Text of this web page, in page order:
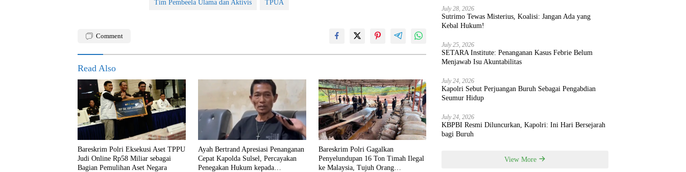
Tim Pembeela Ulama dan Aktivis TPUA
Comment
Read Also
Bareskrim Polri Eksekusi Aset TPPU
Judi Online Rp58 Miliar sebagai
Bagian Pemulihan Aset Negara
Ayah Bertrand Apresiasi Penanganan
Cepat Kapolda Sulsel, Percayakan
Penegakan Hukum kepada
Bareskrim Polri Gagalkan
Penyelundupan 16 Ton Timah Ilegal
ke Malaysia, Tujuh Orang
July 28, 2026
Sutrimo Tewas Misterius, Koalisi: Jangan Ada yang
Kebal Hukum!
July 25, 2026
SETARA Institute: Penanganan Kasus Febrie Belum
Menjawab Isu Akuntabilitas
July 24, 2026
Kapolri Sebut Perjuangan Buruh Sebagai Pengabdian
Seumur Hidup
July 24, 2026
KBPBI Resmi Diluncurkan, Kapolri: Ini Hari Bersejarah
bagi Buruh
View More